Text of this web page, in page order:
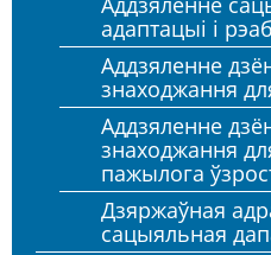
адаптацыі і
Аддзяленне
знаходжання
Аддзяленне
знаходжання
пажылога
Дзяржаўная
сацыяльная